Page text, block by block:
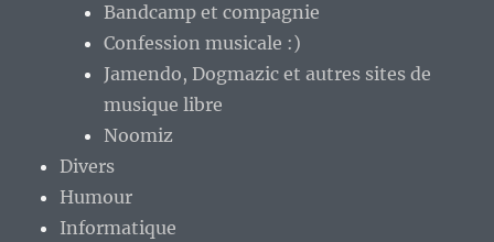
Bandcamp et compagnie
Confession musicale :)
Jamendo, Dogmazic et autres sites de
musique libre
Noomiz
Divers
Humour
Informatique